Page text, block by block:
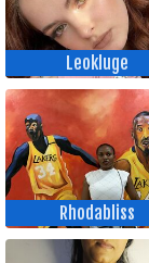
Leokluge
Rhodabliss